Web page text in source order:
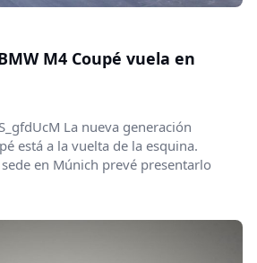
M4 Coupé vuela en
La nueva generación
está a la vuelta de la esquina.
en Múnich prevé presentarlo